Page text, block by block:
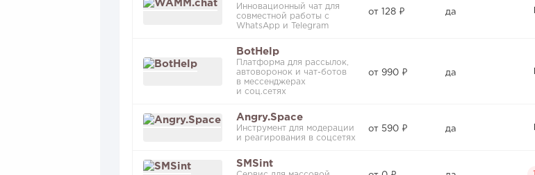
Инновационный чат для
совместной работы с
WhatsApp и Telegram
от 128 ₽ да
BotHelp
Платформа для рассылок,
автоворонок и чат-ботов
в мессенджерах
и соц.сетях
от 990 ₽ да
Angry.Space
Инструмент для модерации
и реагирования в соцсетях
от 590 ₽ да
SMSint